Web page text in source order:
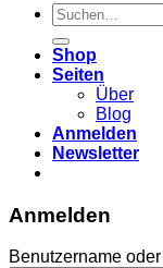
Suchen
nach:
Shop
Seiten
Über
Blog
Anmelden
Newsletter
Anmelden
Benutzername